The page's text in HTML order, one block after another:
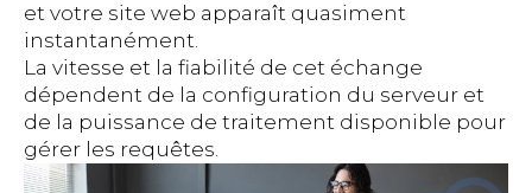
et votre site web apparaît quasiment
instantanément.
La vitesse et la fiabilité de cet échange
dépendent de la configuration du serveur et
de la puissance de traitement disponible pour
gérer les requêtes.